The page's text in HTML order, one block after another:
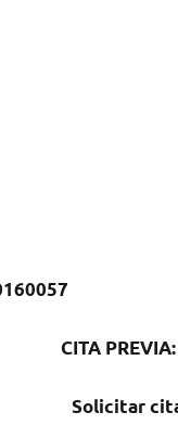
CITA PREVIA:
Solicitar